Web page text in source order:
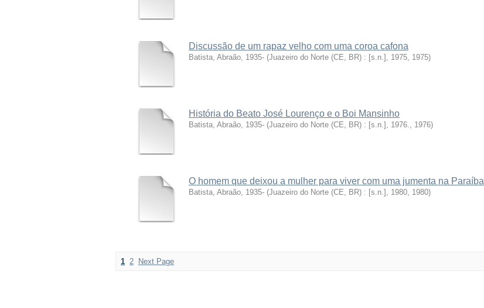
Discussão de um rapaz velho com uma coroa cafona
Batista, Abraão, 1935- (Juazeiro do Norte (CE, BR) : [s.n.], 1975, 1975)
História do Beato José Lourenço e o Boi Mansinho
Batista, Abraão, 1935- (Juazeiro do Norte (CE, BR) : [s.n.], 1976., 1976)
O homem que deixou a mulher para viver com uma jumenta na Paraíba
Batista, Abraão, 1935- (Juazeiro do Norte (CE, BR) : [s.n.], 1980, 1980)
1 2 Next Page